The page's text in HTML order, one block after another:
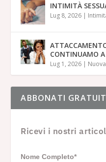
INTIMITÀ
Lug 8, 2026 |
CONTINUAMO A
Lug 1, 2026 |
ABBONATI
Ricevi i nostri
Nome Completo*